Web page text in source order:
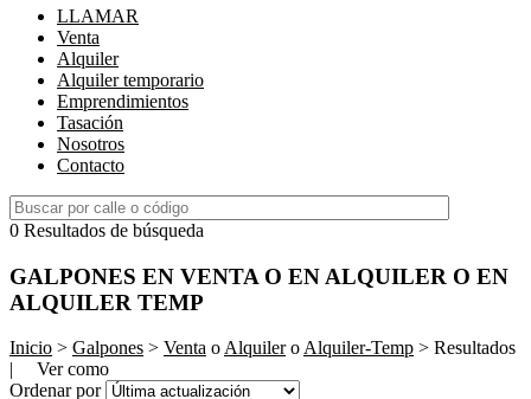
LLAMAR
Venta
Alquiler
Alquiler temporario
Emprendimientos
Tasación
Nosotros
Contacto
0 Resultados de búsqueda
GALPONES EN VENTA O EN ALQUILER O EN
ALQUILER TEMP
Inicio > Galpones > Venta oAlquileroAlquiler-Temp > Resultados
| Ver como
Ordenar por